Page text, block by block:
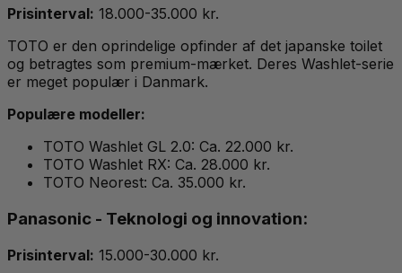
Prisinterval: 18.000-35.000 kr.
TOTO er den oprindelige opfinder af det japanske toilet
og betragtes som premium-mærket. Deres Washlet-serie
er meget populær i Danmark.
Populære modeller:
TOTO Washlet GL 2.0: Ca. 22.000 kr.
TOTO Washlet RX: Ca. 28.000 kr.
TOTO Neorest: Ca. 35.000 kr.
Panasonic - Teknologi og innovation:
Prisinterval: 15.000-30.000 kr.